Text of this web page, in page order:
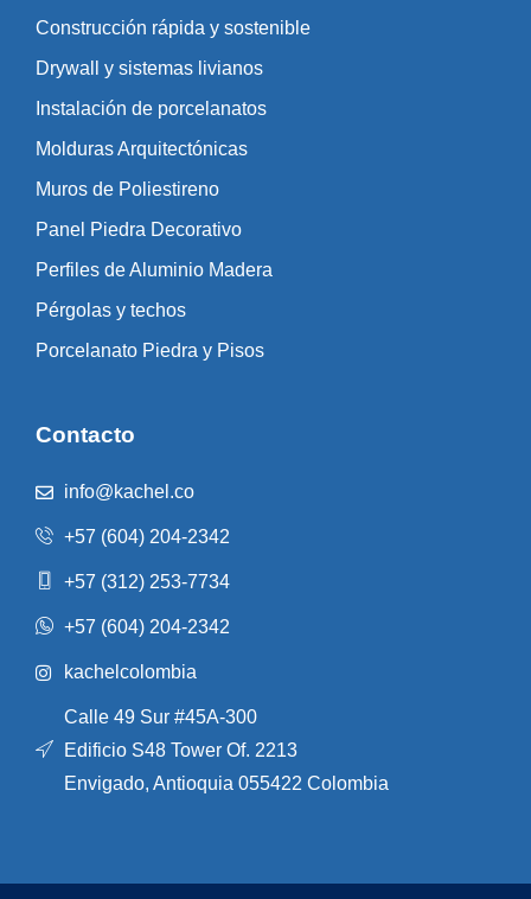
Construcción rápida y sostenible
Drywall y sistemas livianos
Instalación de porcelanatos
Molduras Arquitectónicas
Muros de Poliestireno
Panel Piedra Decorativo
Perfiles de Aluminio Madera
Pérgolas y techos
Porcelanato Piedra y Pisos
Contacto
info@kachel.co
+57 (604) 204-2342
+57 (312) 253-7734
+57 (604) 204-2342
kachelcolombia
Calle 49 Sur #45A-300
Edificio S48 Tower Of. 2213
Envigado, Antioquia 055422 Colombia